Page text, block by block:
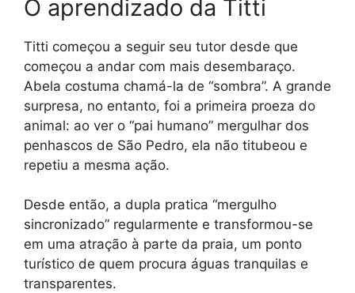
O aprendizado da Titti
Titti começou a seguir seu tutor desde que
começou a andar com mais desembaraço.
Abela costuma chamá-la de “sombra”. A grande
surpresa, no entanto, foi a primeira proeza do
animal: ao ver o “pai humano” mergulhar dos
penhascos de São Pedro, ela não titubeou e
repetiu a mesma ação.
Desde então, a dupla pratica “mergulho
sincronizado” regularmente e transformou-se
em uma atração à parte da praia, um ponto
turístico de quem procura águas tranquilas e
transparentes.